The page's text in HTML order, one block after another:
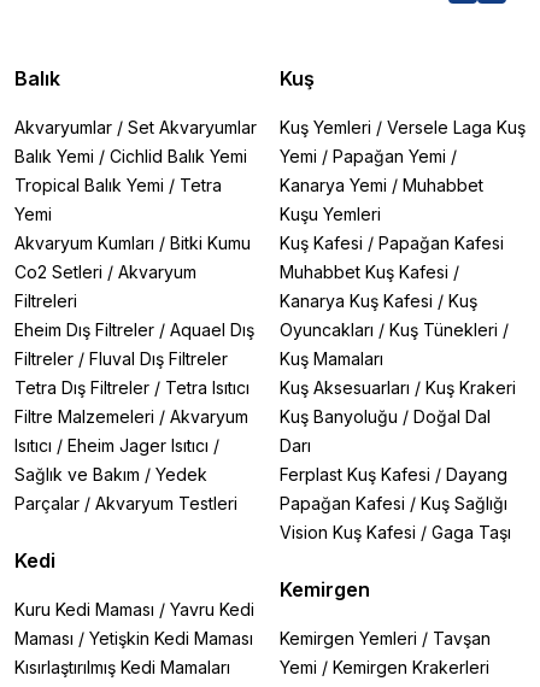
Balık
Akvaryumlar / Set Akvaryumlar
Balık Yemi / Cichlid Balık Yemi
Tropical Balık Yemi / Tetra
Yemi
Akvaryum Kumları / Bitki Kumu
Co2 Setleri / Akvaryum
Filtreleri
Eheim Dış Filtreler / Aquael Dış
Filtreler / Fluval Dış Filtreler
Tetra Dış Filtreler / Tetra Isıtıcı
Filtre Malzemeleri / Akvaryum
Isıtıcı / Eheim Jager Isıtıcı /
Sağlık ve Bakım / Yedek
Parçalar / Akvaryum Testleri
Kedi
Kuru Kedi Maması / Yavru Kedi
Maması / Yetişkin Kedi Maması
Kısırlaştırılmış Kedi Mamaları
Kuş
Kuş Yemleri / Versele Laga Kuş
Yemi / Papağan Yemi /
Kanarya Yemi / Muhabbet
Kuşu Yemleri
Kuş Kafesi / Papağan Kafesi
Muhabbet Kuş Kafesi /
Kanarya Kuş Kafesi / Kuş
Oyuncakları / Kuş Tünekleri /
Kuş Mamaları
Kuş Aksesuarları / Kuş Krakeri
Kuş Banyoluğu / Doğal Dal
Darı
Ferplast Kuş Kafesi / Dayang
Papağan Kafesi / Kuş Sağlığı
Vision Kuş Kafesi / Gaga Taşı
Kemirgen
Kemirgen Yemleri / Tavşan
Yemi / Kemirgen Krakerleri